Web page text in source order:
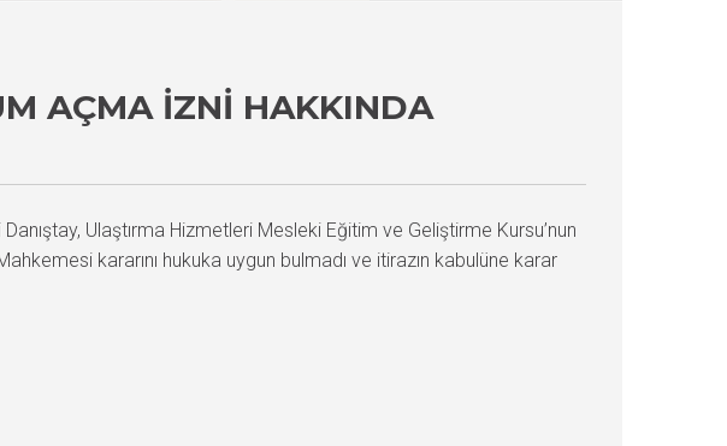
AÇMA İZNI HAKKINDA
Ulaştırma Hizmetleri Mesleki Eğitim ve Geliştirme Kursu’nun
kararını hukuka uygun bulmadı ve itirazın kabulüne karar